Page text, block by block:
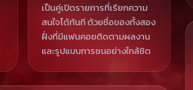
เป็นคู่เปิดรายการที่เรียกความ
สนใจได้ทันที ด้วยชื่อของทั้งสอง
ฝั่งที่มีแฟนคอยติดตามผลงาน
และรูปแบบการชนอย่างใกล้ชิด